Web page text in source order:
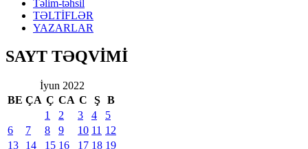
Təlim-təhsil
TƏLTİFLƏR
YAZARLAR
SAYT TƏQVİMİ
İyun 2022
BE ÇA Ç CA C Ş
B
1
2 3 4
5
6
7 8 9 10 11 12
13
14 15 16 17 18 19